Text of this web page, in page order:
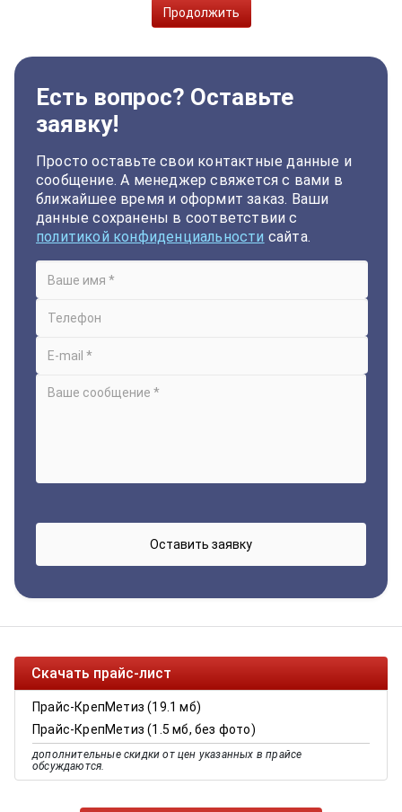
Продолжить
Есть вопрос? Оставьте
заявку!
Просто оставьте свои контактные данные и
сообщение. А менеджер свяжется с вами в
ближайшее время и оформит заказ. Ваши
данные сохранены в соответствии с
политикой конфиденциальности сайта.
Скачать прайс-лист
Прайс-КрепМетиз (19.1 мб)
Прайс-КрепМетиз (1.5 мб, без фото)
дополнительные скидки от цен указанных в прайсе
обсуждаются.